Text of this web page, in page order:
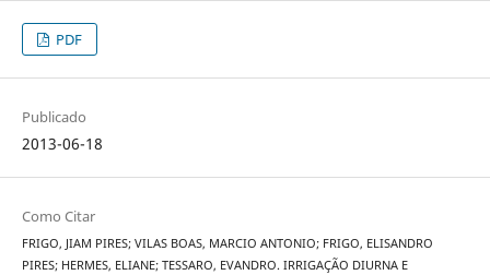
PDF
Publicado
2013-06-18
Como Citar
FRIGO, JIAM PIRES; VILAS BOAS, MARCIO ANTONIO; FRIGO, ELISANDRO
PIRES; HERMES, ELIANE; TESSARO, EVANDRO. IRRIGAÇÃO DIURNA E